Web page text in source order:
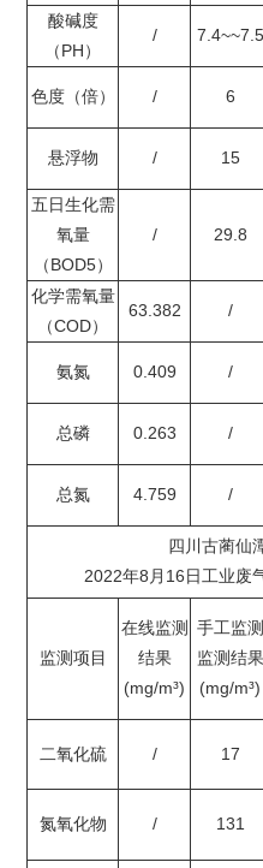
酸碱度
（PH）
/ 7.4~~7.5
色度（倍） / 6
悬浮物 / 15
五日生化需
氧量
（BOD5）
/ 29.8
化学需氧量
（COD）
63.382 /
氨氮 0.409 /
总磷 0.263 /
总氮 4.759 /
四川古蔺仙
2022年8月16日工业废
监测项目
在线监测
结果
(mg/m³)
手工监测
监测结果
(mg/m³)
二氧化硫 / 17
氮氧化物 / 131